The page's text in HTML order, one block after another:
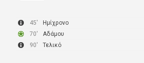
45'
Ημίχρονο
70'
Αδάμου
90'
Τελικό